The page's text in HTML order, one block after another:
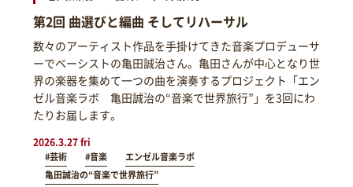
第2回 曲選びと編曲 そしてリハーサル
数々のアーティスト作品を手掛けてきた音楽プロデューサ
ーでベーシストの亀田誠治さん。亀田さんが中心となり世
界の楽器を集めて一つの曲を演奏するプロジェクト「エン
ゼル音楽ラボ 亀田誠治の“音楽で世界旅行”」を3回にわ
たりお届します。
2026.3.27 fri
#芸術 #音楽
エンゼル音楽ラボ
亀田誠治の“音楽で世界旅行”